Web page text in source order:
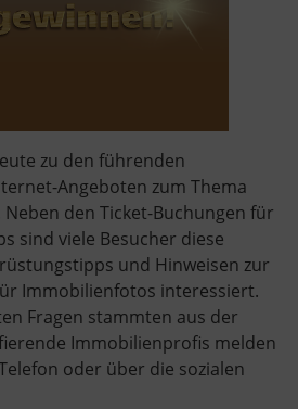
zu den führenden
Angeboten zum Thema
den Ticket-Buchungen für
sind viele Besucher diese
und Hinweisen zur
Immobilienfotos interessiert.
Fragen stammten aus der
Immobilienprofis melden
oder über die sozialen